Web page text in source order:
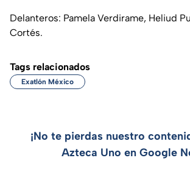
Delanteros: Pamela Verdirame, Heliud
Cortés.
Tags relacionados
Exatlón México
¡No te pierdas nuestro
Azteca Uno en Google